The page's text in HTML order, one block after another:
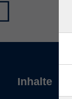
Inhalte